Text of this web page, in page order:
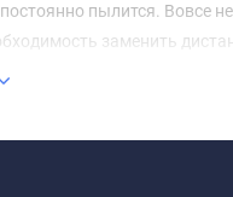
пылится. Вовсе
заменить
музыкального
новый пульт для